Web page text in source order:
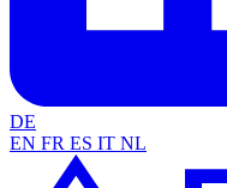
DE
EN FR ES IT NL